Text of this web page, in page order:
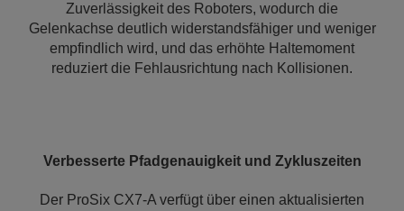
Zuverlässigkeit des Roboters, wodurch die
Gelenkachse deutlich widerstandsfähiger und weniger
empfindlich wird, und das erhöhte Haltemoment
reduziert die Fehlausrichtung nach Kollisionen.
Verbesserte Pfadgenauigkeit und Zykluszeiten
Der ProSix CX7-A verfügt über einen aktualisierten